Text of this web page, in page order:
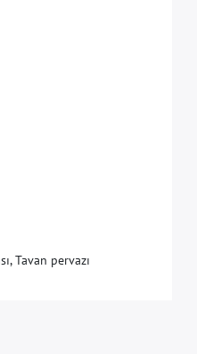
Tavan pervazı